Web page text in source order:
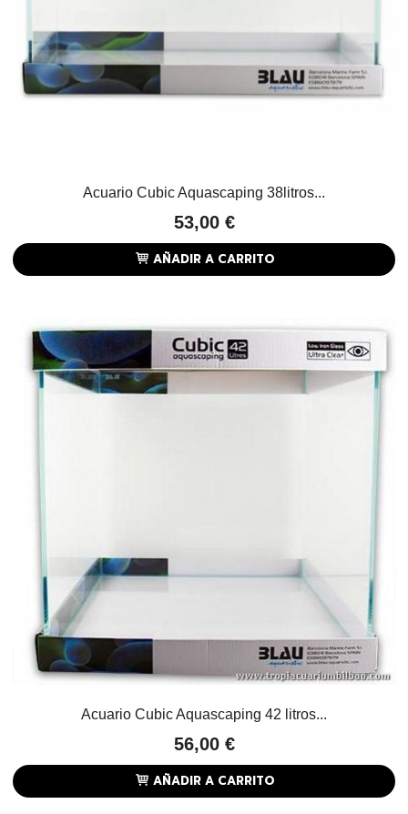
Acuario Cubic Aquascaping 38litros...
53,00 €
AÑADIR A CARRITO
Acuario Cubic Aquascaping 42 litros...
56,00 €
AÑADIR A CARRITO